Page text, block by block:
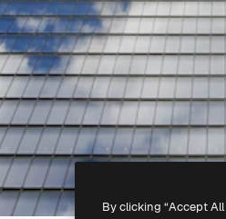
By clicking “Accept